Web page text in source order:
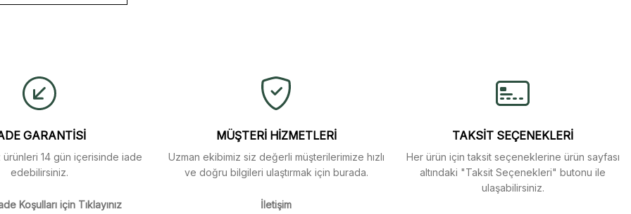
GARANTİSİ
ürünleri 14 gün içerisinde iade
edebilirsiniz.
Koşulları için Tıklayınız
MÜŞTERİ HİZMETLERİ
Uzman ekibimiz siz değerli müşterilerimize hızlı
ve doğru bilgileri ulaştırmak için burada.
İletişim
TAKSİT SEÇENEKLERİ
Her ürün için taksit seçeneklerine ürün sayfası
altındaki "Taksit Seçenekleri" butonu ile
ulaşabilirsiniz.